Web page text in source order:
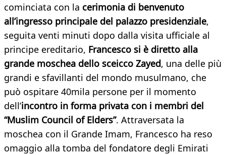
cominciata con la cerimonia di benvenuto
all’ingresso principale del palazzo presidenziale,
seguita venti minuti dopo dalla visita ufficiale al
principe ereditario, Francesco si è diretto alla
grande moschea dello sceicco Zayed, una delle più
grandi e sfavillanti del mondo musulmano, che
può ospitare 40mila persone per il momento
dell’incontro in forma privata con i membri del
“Muslim Council of Elders”. Attraversata la
moschea con il Grande Imam, Francesco ha reso
omaggio alla tomba del fondatore degli Emirati